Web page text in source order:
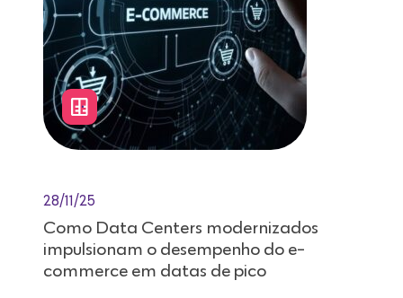
28/11/25
Como Data Centers modernizados
impulsionam o desempenho do e-
commerce em datas de pico